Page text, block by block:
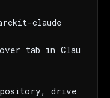
tab in Clau
drive